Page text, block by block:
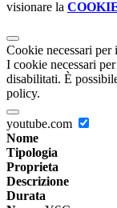
visionare la
Cookie necessari
I cookie necessari
disabilitati. È
policy.
youtube.com
Nome
Tipologia
Proprieta
Descrizione
Durata